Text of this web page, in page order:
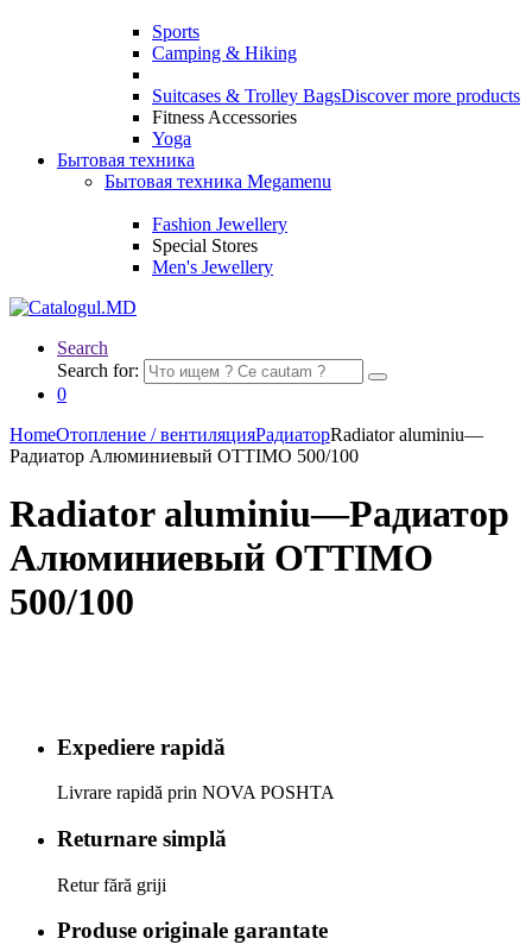
Sports
Camping & Hiking
Suitcases & Trolley BagsDiscover more products
Fitness Accessories
Yoga
Бытовая техника
Бытовая техника Megamenu
Fashion Jewellery
Special Stores
Men's Jewellery
Search
Search for:
0
HomeОтопление / вентиляцияРадиаторRadiator aluminiu—
Радиатор Алюминиевый OTTIMO 500/100
Radiator aluminiu—Радиатор
Алюминиевый OTTIMO
500/100
Expediere rapidă
Livrare rapidă prin NOVA POSHTA
Returnare simplă
Retur fără griji
Produse originale garantate